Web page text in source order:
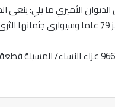
الأميري ما يلي: ينعى